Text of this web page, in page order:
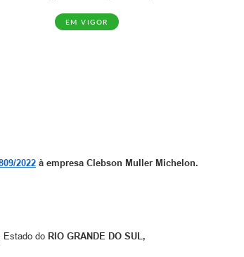
EM VIGOR
2022 à empresa Clebson Muller Michelon.
Estado do RIO GRANDE DO SUL,